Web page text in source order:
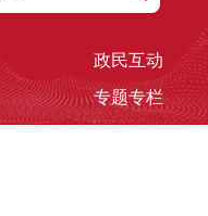
政民互动
专题专栏